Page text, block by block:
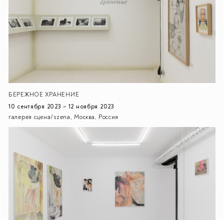
БЕРЕЖНОЕ ХРАНЕНИЕ
10 сентября 2023 – 12 ноября 2023
галерея сцена/szena, Москва, Россия